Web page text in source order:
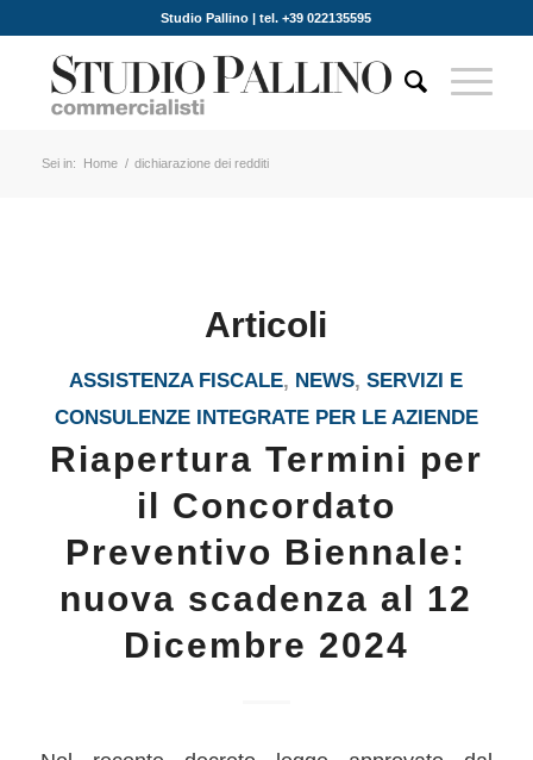
Studio Pallino | tel. +39 022135595
Sei in: Home / dichiarazione dei redditi
Articoli
ASSISTENZA FISCALE, NEWS,SERVIZI E
CONSULENZE INTEGRATE PER LE AZIENDE
Riapertura Termini per
il Concordato
Preventivo Biennale:
nuova scadenza al 12
Dicembre 2024